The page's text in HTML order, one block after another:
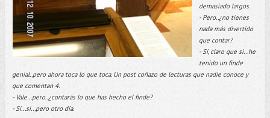
demasiado largos.
- Pero..¿no tienes
nada más divertido
que contar?
- Sí, claro que si...he
tenido un finde
genial..pero ahora toca lo que toca. Un post coñazo de lecturas que nadie conoce y
que comentan 4.
- Vale…pero..¿contarás lo que has hecho el finde?
- Si...si...pero otro día.